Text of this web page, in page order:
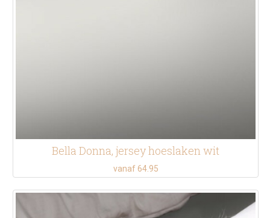
Bella Donna, jersey hoeslaken wit
vanaf 64.95